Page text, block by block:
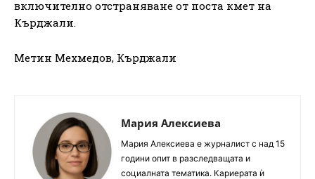
включително отстраняване от поста кмет на
Кърджали.
Метин Мехмедов, Кърджали
Мария Алексиева
Мария Алексиева е журналист с над 15
години опит в разследващата и
социалната тематика. Кариерата ѝ